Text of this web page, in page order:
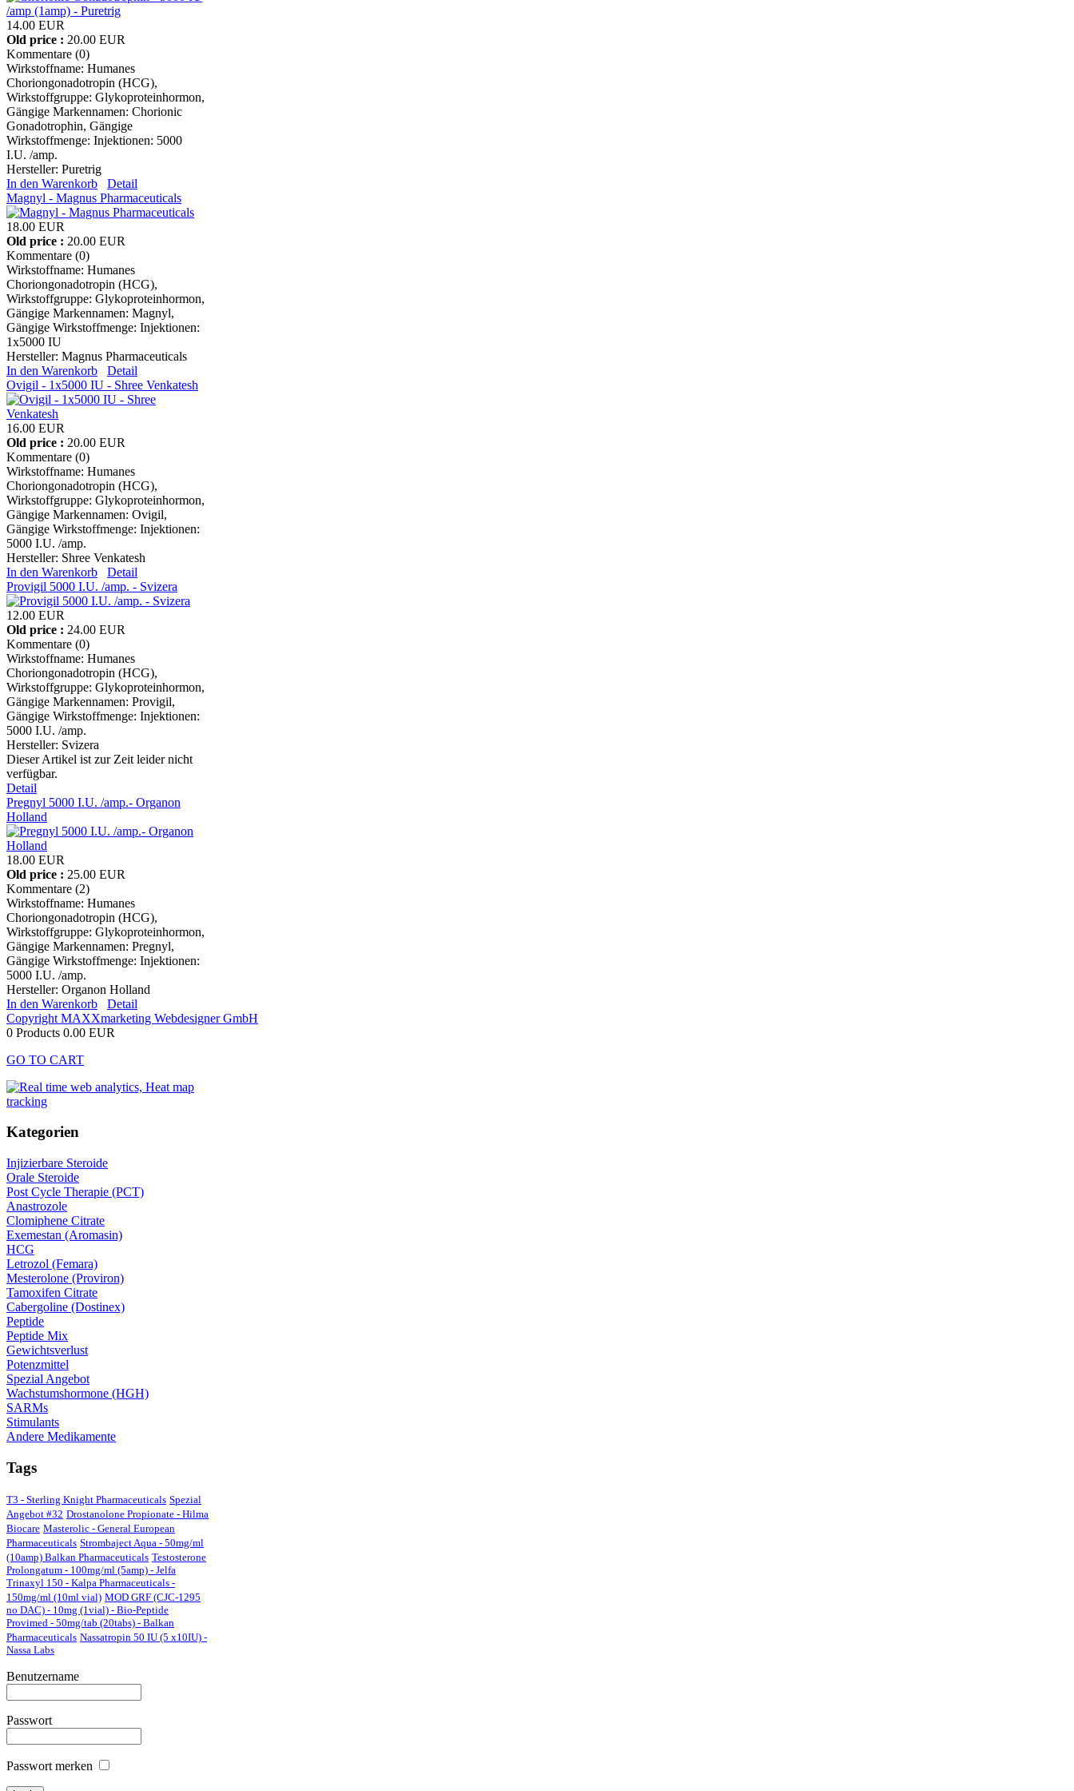
14.00 EUR
Old price : 20.00 EUR
Kommentare (0)
Wirkstoffname: Humanes
Choriongonadotropin (HCG),
Wirkstoffgruppe: Glykoproteinhormon,
Gängige Markennamen: Chorionic
Gonadotrophin, Gängige
Wirkstoffmenge: Injektionen: 5000
I.U. /amp.
Hersteller: Puretrig
In den Warenkorb
Detail
Magnyl - Magnus Pharmaceuticals
18.00 EUR
Old price : 20.00 EUR
Kommentare (0)
Wirkstoffname: Humanes
Choriongonadotropin (HCG),
Wirkstoffgruppe: Glykoproteinhormon,
Gängige Markennamen: Magnyl,
Gängige Wirkstoffmenge: Injektionen:
1x5000 IU
Hersteller: Magnus Pharmaceuticals
In den Warenkorb
Detail
Ovigil - 1x5000 IU - Shree Venkatesh
16.00 EUR
Old price : 20.00 EUR
Kommentare (0)
Wirkstoffname: Humanes
Choriongonadotropin (HCG),
Wirkstoffgruppe: Glykoproteinhormon,
Gängige Markennamen: Ovigil,
Gängige Wirkstoffmenge: Injektionen:
5000 I.U. /amp.
Hersteller: Shree Venkatesh
In den Warenkorb
Detail
Provigil 5000 I.U. /amp. - Svizera
12.00 EUR
Old price : 24.00 EUR
Kommentare (0)
Wirkstoffname: Humanes
Choriongonadotropin (HCG),
Wirkstoffgruppe: Glykoproteinhormon,
Gängige Markennamen: Provigil,
Gängige Wirkstoffmenge: Injektionen:
5000 I.U. /amp.
Hersteller: Svizera
Dieser Artikel ist zur Zeit leider nicht
verfügbar.
Detail
Pregnyl 5000 I.U. /amp.- Organon
Holland
18.00 EUR
Old price : 25.00 EUR
Kommentare (2)
Wirkstoffname: Humanes
Choriongonadotropin (HCG),
Wirkstoffgruppe: Glykoproteinhormon,
Gängige Markennamen: Pregnyl,
Gängige Wirkstoffmenge: Injektionen:
5000 I.U. /amp.
Hersteller: Organon Holland
In den Warenkorb
Detail
Copyright MAXXmarketing Webdesigner GmbH
0 Products 0.00 EUR
GO TO CART
Kategorien
Injizierbare Steroide
Orale Steroide
Post Cycle Therapie (PCT)
Anastrozole
Clomiphene Citrate
Exemestan (Aromasin)
HCG
Letrozol (Femara)
Mesterolone (Proviron)
Tamoxifen Citrate
Cabergoline (Dostinex)
Peptide
Peptide Mix
Gewichtsverlust
Potenzmittel
Spezial Angebot
Wachstumshormone (HGH)
SARMs
Stimulants
Andere Medikamente
Tags
T3 - Sterling Knight Pharmaceuticals Spezial
Angebot #32 Drostanolone Propionate - Hilma
Biocare Masterolic - General European
Pharmaceuticals Strombaject Aqua - 50mg/ml
(10amp) Balkan Pharmaceuticals Testosterone
Prolongatum - 100mg/ml (5amp) - Jelfa
Trinaxyl 150 - Kalpa Pharmaceuticals -
150mg/ml (10ml vial) MOD GRF (CJC-1295
no DAC) - 10mg (1vial) - Bio-Peptide
Provimed - 50mg/tab (20tabs) - Balkan
Pharmaceuticals Nassatropin 50 IU (5 x10IU) -
Nassa Labs
Benutzername
Passwort
Passwort merken